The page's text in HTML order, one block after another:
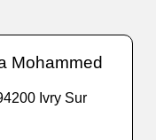
Mohammed
Ivry Sur